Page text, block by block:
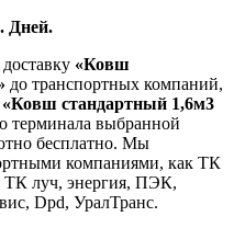
Дней.
«Ковш
до транспортных компаний,
«Ковш стандартный 1,6м3
терминала выбранной
бесплатно. Мы
компаниями, как ТК
луч, энергия, ПЭК,
Dpd, УралТранс.